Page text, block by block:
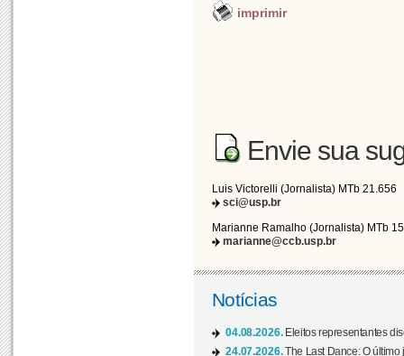
imprimir
Envie sua
Luis Victorelli (Jornalista) MTb 21.656
sci@usp.br
Marianne Ramalho (Jornalista) MTb
marianne@ccb.usp.br
Notícias
04.08.2026. Eleitos representantes
24.07.2026.The Last Dance: O